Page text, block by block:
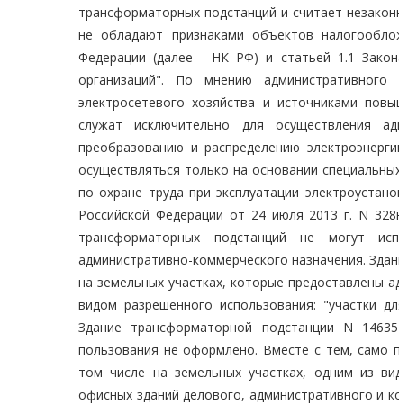
трансформаторных подстанций и считает
не обладают признаками объектов
Федерации (далее - НК РФ) и статьей 1.1
организаций". По мнению
электросетевого хозяйства и источниками
служат исключительно для осуществления
преобразованию и распределению
осуществляться только на основании
по охране труда при эксплуатации
Российской Федерации от 24 июля 2013 г. N
трансформаторных подстанций не могут
административно-коммерческого назначения.
на земельных участках, которые предоставлены
видом разрешенного использования: "участки
Здание трансформаторной подстанции N
пользования не оформлено. Вместе с тем, само
том числе на земельных участках, одним из
офисных зданий делового, административного и